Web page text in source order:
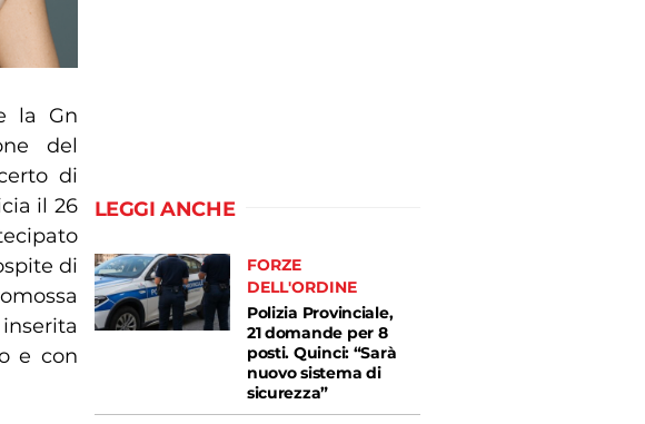
la Gn
del
di
il 26
di
e con
LEGGI ANCHE
FORZE
DELL'ORDINE
Polizia Provinciale,
21 domande per 8
posti. Quinci: “Sarà
nuovo sistema di
sicurezza”